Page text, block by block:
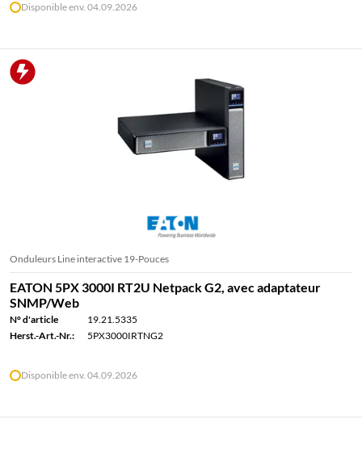
Disponible env. 04.09.2026
Onduleurs Line interactive 19-Pouces
EATON 5PX 3000I RT2U Netpack G2, avec adaptateur
SNMP/Web
N° d'article
19.21.5335
Herst.-Art.-Nr.:
5PX3000IRTNG2
Disponible env. 04.09.2026